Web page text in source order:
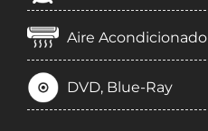
Aire Acondicionado
DVD, Blue-Ray